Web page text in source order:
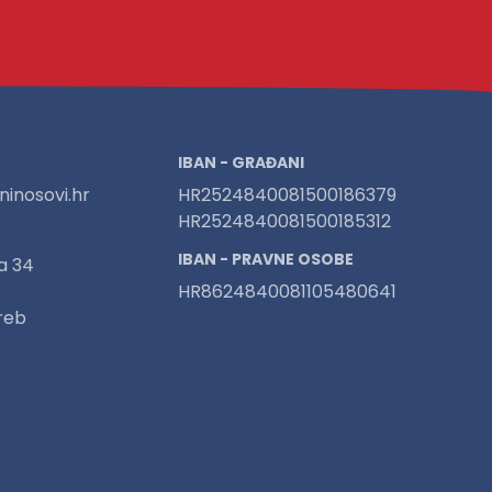
34
IBAN - GRAĐANI
HR2524840081500186379
HR2524840081500185312
IBAN - PRAVNE OSOBE
HR8624840081105480641